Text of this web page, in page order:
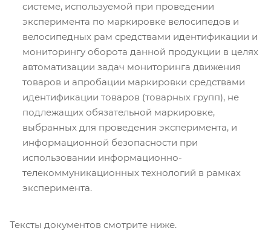
системе, используемой при проведении
эксперимента по маркировке велосипедов и
велосипедных рам средствами идентификации и
мониторингу оборота данной продукции в целях
автоматизации задач мониторинга движения
товаров и апробации маркировки средствами
идентификации товаров (товарных групп), не
подлежащих обязательной маркировке,
выбранных для проведения эксперимента, и
информационной безопасности при
использовании информационно-
телекоммуникационных технологий в рамках
эксперимента.
Тексты документов смотрите ниже.